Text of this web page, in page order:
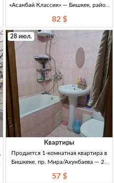
«Асанбай Классик» — Бишкек, район
ЖК «Асанбай Классик». 12-эт дом,
классич. стиль, витраж. остекл.
Витраж/ок
82 $
28 июл.
Квартиры
Продается 1-комнатная квартира в
Бишкеке, пр. Мира/Ахунбаева — 29
кирпич (хрущевка), 3/3 эт., с
57 $